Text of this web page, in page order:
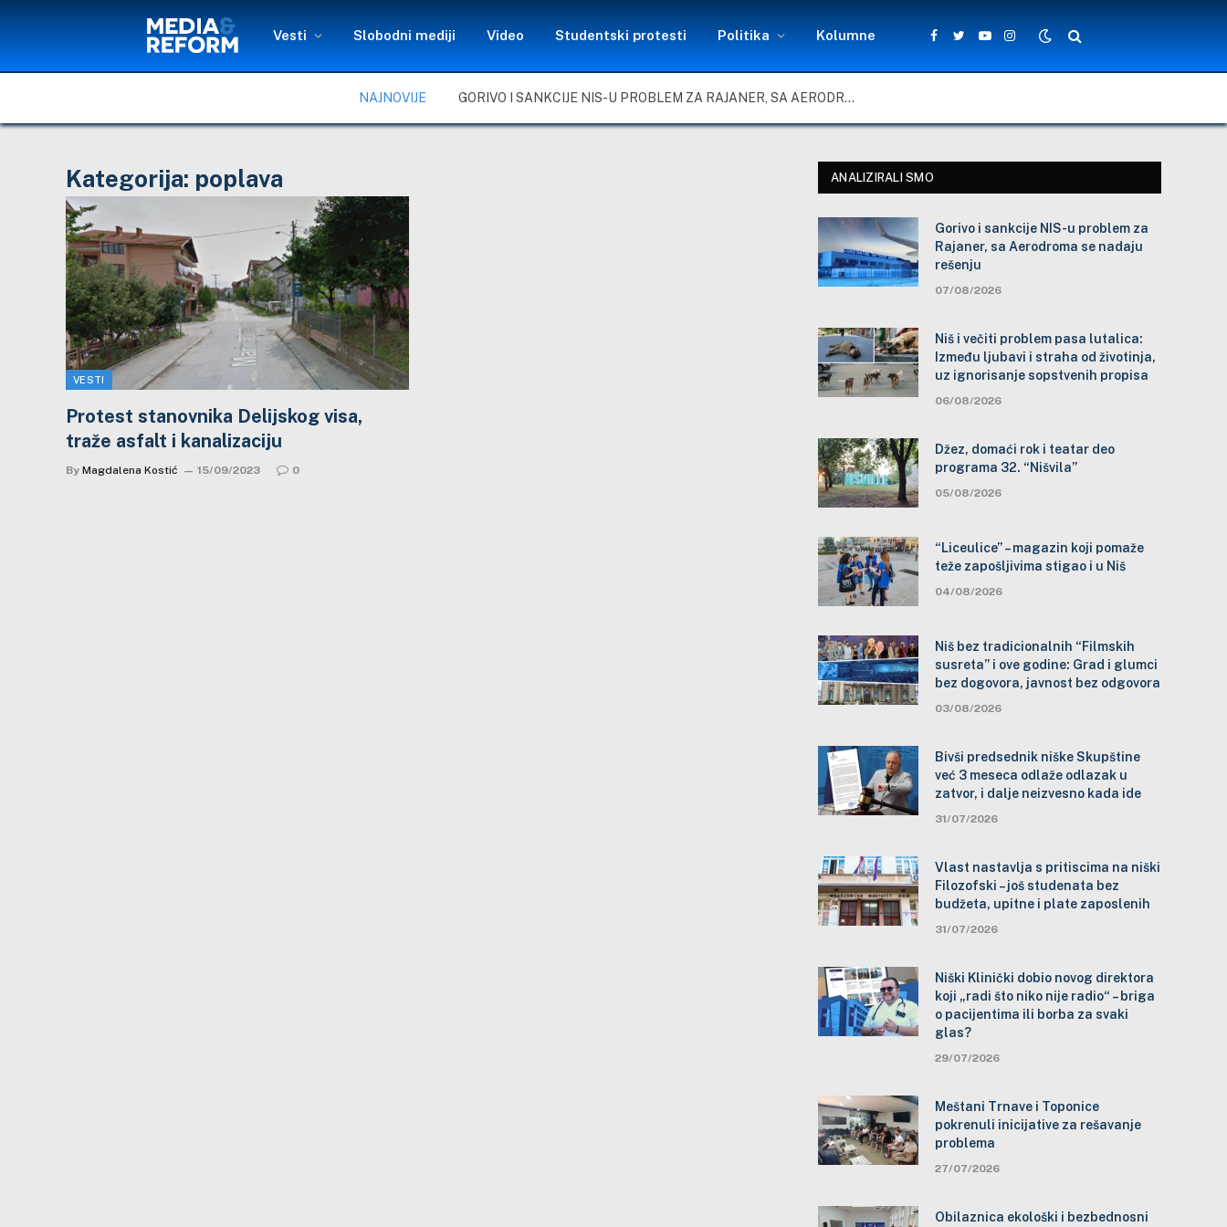
Vesti Slobodni mediji Video Studentski protesti Politika Kolumne
Facebook
TwitterYouTubeInstagram
NAJNOVIJE GORIVO I SANKCIJE NIS-U PROBLEM ZA RAJANER, SA AERODROMA SE NADAJU REŠENJU
Kategorija: poplava
VESTI
Protest stanovnika Delijskog visa,
traže asfalt i kanalizaciju
By Magdalena Kostić 15/09/2023 0
ANALIZIRALI SMO
Gorivo i sankcije NIS-u problem za
Rajaner, sa Aerodroma se nadaju
rešenju
07/08/2026
Niš i večiti problem pasa lutalica:
Između ljubavi i straha od životinja,
uz ignorisanje sopstvenih propisa
06/08/2026
Džez, domaći rok i teatar deo
programa 32. “Nišvila”
05/08/2026
“Liceulice” – magazin koji pomaže
teže zapošljivima stigao i u Niš
04/08/2026
Niš bez tradicionalnih “Filmskih
susreta” i ove godine: Grad i glumci
bez dogovora, javnost bez odgovora
03/08/2026
Bivši predsednik niške Skupštine
već 3 meseca odlaže odlazak u
zatvor, i dalje neizvesno kada ide
31/07/2026
Vlast nastavlja s pritiscima na niški
Filozofski – još studenata bez
budžeta, upitne i plate zaposlenih
31/07/2026
Niški Klinički dobio novog direktora
koji „radi što niko nije radio“ – briga
o pacijentima ili borba za svaki
glas?
29/07/2026
Meštani Trnave i Toponice
pokrenuli inicijative za rešavanje
problema
27/07/2026
Obilaznica ekološki i bezbednosni